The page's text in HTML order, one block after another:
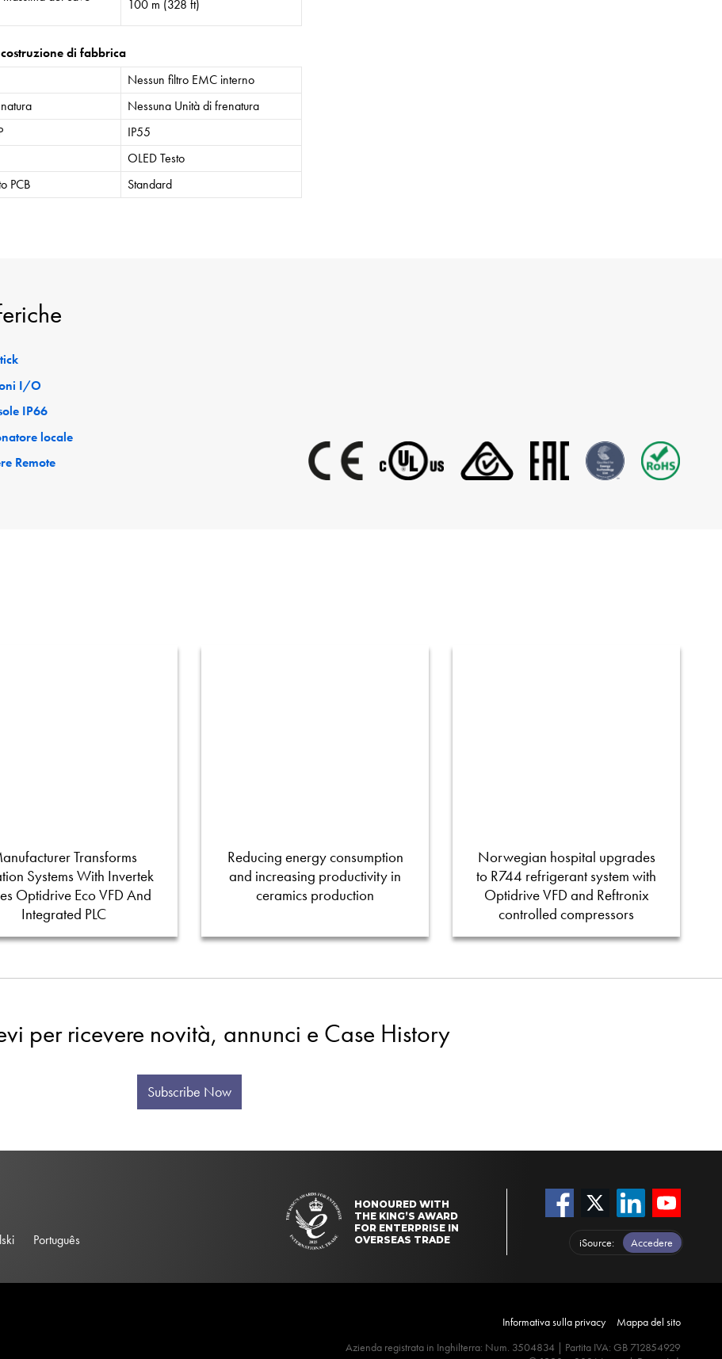
100 m (328 ft)
di fabbrica
Nessun filtro EMC interno
Nessuna Unità di frenatura
IP55
OLED Testo
PCB
Standard
I/O
IP66
locale
Remote
Transforms
Systems With Invertek
Optidrive Eco VFD And
Integrated PLC
Reducing energy consumption
and increasing productivity in
ceramics production
Norwegian hospital upgrades
to R744 refrigerant system with
Optidrive VFD and Reftronix
controlled compressors
per ricevere novità, annunci e Case History
Subscribe Now
HONOURED WITH
THE KING’S AWARD
FOR ENTERPRISE IN
OVERSEAS TRADE
iSource Accedere
Português
Informativa sulla privacy
Mappa del sito
Azienda registrata in Inghilterra: Num. 3504834 | Partita IVA: GB 712854929